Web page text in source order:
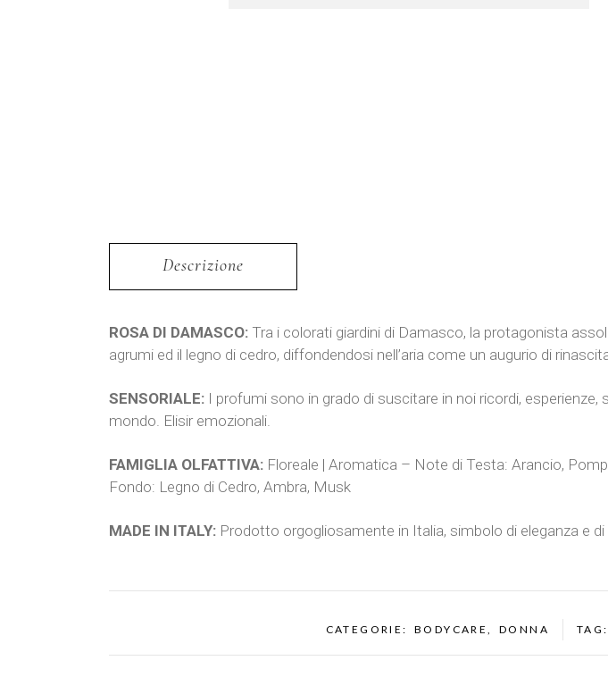
Descrizione
ROSA DI DAMASCO: Tra i colorati giardini di Damasco, la protagonista
agrumi ed il legno di cedro, diffondendosi nell’aria come un augurio di
SENSORIALE: I profumi sono in grado di suscitare in noi ricordi,
mondo. Elisir emozionali.
FAMIGLIA OLFATTIVA: Floreale | Aromatica – Note di Testa: Arancio,
Fondo: Legno di Cedro, Ambra, Musk
MADE IN ITALY: Prodotto orgogliosamente in Italia, simbolo di eleganza e
CATEGORIE: BODYCARE, DONNA TAG: